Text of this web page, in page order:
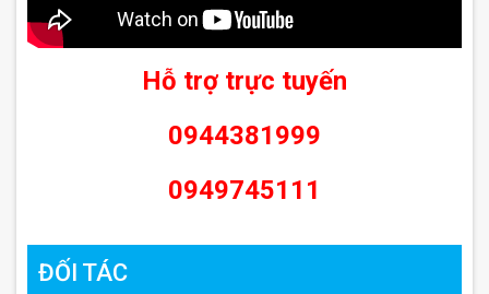
Hỗ trợ trực tuyến
0944381999
0949745111
ĐỐI TÁC